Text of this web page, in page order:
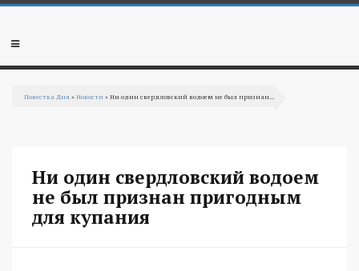
Перейти к основному содержанию
Мобильное
Повестка Дня »Новости » Ни один свердловский водоем не был признан...
Ни один свердловский водоем
не был признан пригодным
для купания